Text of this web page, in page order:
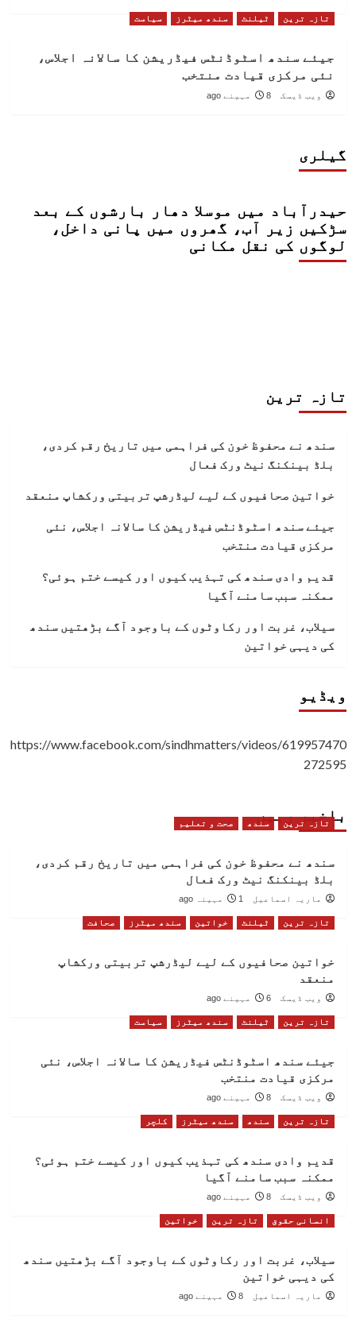
تازہ ترین ٹیلنٹ سندھ میٹرز سیاست
جیئے سندھ اسٹوڈنٹس فیڈریشن کا سالانہ اجلاس،
نئی مرکزی قیادت منتخب
ویب ڈیسک 8 مہینے ago
گیلری
حیدرآباد میں موسلا دھار بارشوں کے بعد
سڑکیں زیر آب، گھروں میں پانی داخل،
لوگوں کی نقل مکانی
تازہ ترین
سندھ نے محفوظ خون کی فراہمی میں تاریخ رقم کردی،
بلڈ بینکنگ نیٹ ورک فعال
خواتین صحافیوں کے لیے لیڈرشپ تربیتی ورکشاپ منعقد
جیئے سندھ اسٹوڈنٹس فیڈریشن کا سالانہ اجلاس، نئی
مرکزی قیادت منتخب
قدیم وادی سندھ کی تہذیب کیوں اور کیسے ختم ہوئی؟
ممکنہ سبب سامنے آگیا
سیلاب، غربت اور رکاوٹوں کے باوجود آگے بڑھتیں سندھ
کی دیہی خواتین
ویڈیو
https://www.facebook.com/sindhmatters/videos/619957470
272595
باخبر رہیں
تازہ ترین سندھ صحت و تعلیم
سندھ نے محفوظ خون کی فراہمی میں تاریخ رقم کردی،
بلڈ بینکنگ نیٹ ورک فعال
ماریہ اسماعیل 1 مہینہ ago
تازہ ترین ٹیلنٹ خواتین سندھ میٹرز صحافت
خواتین صحافیوں کے لیے لیڈرشپ تربیتی ورکشاپ
منعقد
ویب ڈیسک 6 مہینے ago
تازہ ترین ٹیلنٹ سندھ میٹرز سیاست
جیئے سندھ اسٹوڈنٹس فیڈریشن کا سالانہ اجلاس، نئی
مرکزی قیادت منتخب
ویب ڈیسک 8 مہینے ago
تازہ ترین سندھ سندھ میٹرز کلچر
قدیم وادی سندھ کی تہذیب کیوں اور کیسے ختم ہوئی؟
ممکنہ سبب سامنے آگیا
ویب ڈیسک 8 مہینے ago
انسانی حقوق تازہ ترین خواتین
سیلاب، غربت اور رکاوٹوں کے باوجود آگے بڑھتیں سندھ
کی دیہی خواتین
ماریہ اسماعیل 8 مہینے ago